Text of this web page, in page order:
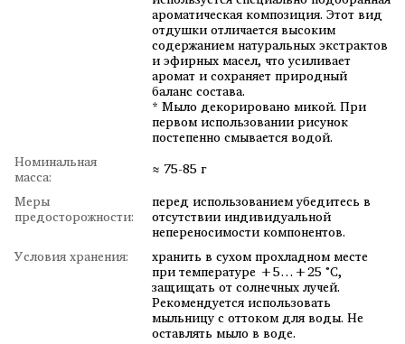
ароматическая композиция. Этот вид
отдушки отличается высоким
содержанием натуральных экстрактов
и эфирных масел, что усиливает
аромат и сохраняет природный
баланс состава.
* Мыло декорировано микой. При
первом использовании рисунок
постепенно смывается водой.
Номинальная
масса:
≈ 75-85 г
Меры
предосторожности:
перед использованием убедитесь в
отсутствии индивидуальной
непереносимости компонентов.
Условия хранения:
хранить в сухом прохладном месте
при температуре +5…+25 °C,
защищать от солнечных лучей.
Рекомендуется использовать
мыльницу с оттоком для воды. Не
оставлять мыло в воде.